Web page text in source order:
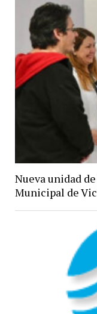
Nueva unidad
Municipal de